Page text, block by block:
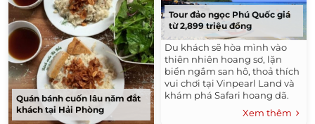
Quán bánh cuốn lâu năm đắt
khách tại Hải Phòng
Tour đảo ngọc Phú Quốc giá
từ 2,899 triệu đồng
Du khách sẽ hòa mình vào
thiên nhiên hoang sơ, lặn
biển ngắm san hô, thoả thích
vui chơi tại Vinpearl Land và
khám phá Safari hoang dã.
Xem thêm